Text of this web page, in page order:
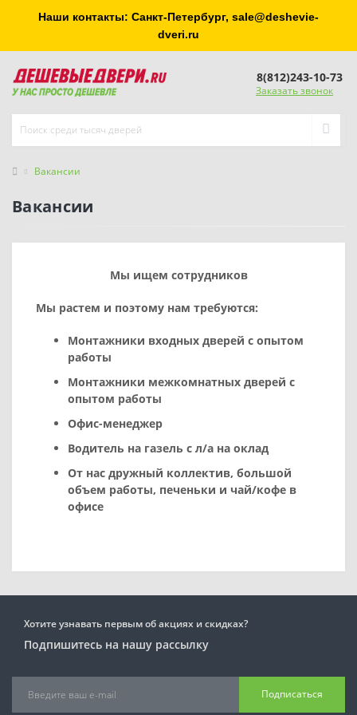
Наши контакты: Санкт-Петербург, sale@deshevie-
dveri.ru
8(812)243-10-73
Заказать звонок
Вакансии
Вакансии
Мы ищем сотрудников
Мы растем и поэтому нам требуются:
Монтажники входных дверей с опытом
работы
Монтажники межкомнатных дверей с
опытом работы
Офис-менеджер
Водитель на газель с л/а на оклад
От нас дружный коллектив, большой
объем работы, печеньки и чай/кофе в
офисе
Хотите узнавать первым об акциях и скидках?
Подпишитесь на нашу рассылку
Подписаться